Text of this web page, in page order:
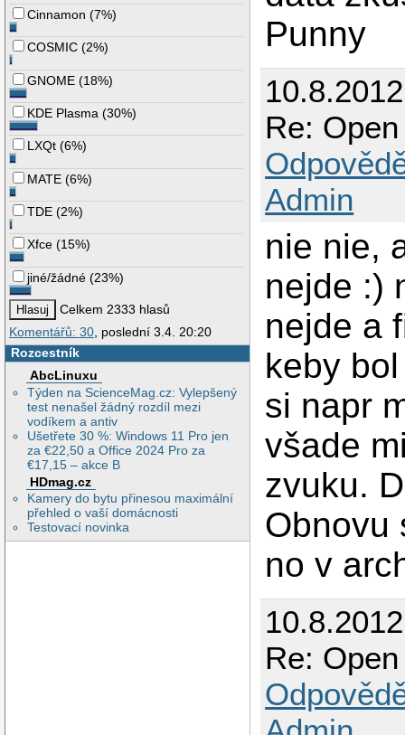
Cinnamon (7%)
COSMIC (2%)
GNOME (18%)
KDE Plasma (30%)
LXQt (6%)
MATE (6%)
TDE (2%)
Xfce (15%)
jiné/žádné (23%)
Celkem 2333 hlasů
Komentářů: 30, poslední 3.4. 20:20
Rozcestník
AbcLinuxu
Týden na ScienceMag.cz: Vylepšený
test nenašel žádný rozdíl mezi
vodíkem a antiv
Ušetřete 30 %: Windows 11 Pro jen
za €22,50 a Office 2024 Pro za
€17,15 – akce B
HDmag.cz
Kamery do bytu přinesou maximální
přehled o vaší domácnosti
Testovací novinka
Punny
Re:
Admin
nie nie,
nejde :)
nejde a
keby
si napr
všade
zvuku.
Obnovu
no v
Re: